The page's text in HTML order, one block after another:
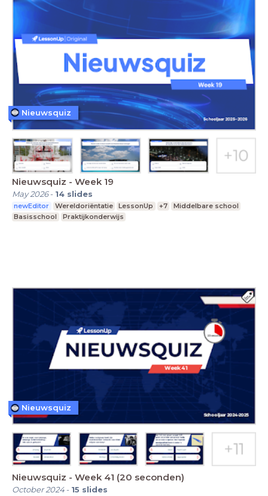
Nieuwsquiz - Week 19
May 2026- 14 slides
newEditor Wereldoriëntatie LessonUp +7
Middelbare school
Basisschool
Praktijkonderwijs
Nieuwsquiz
Nieuwsquiz - Week 41 (20 seconden)
October 2024- 15 slides
Nieuwsquiz